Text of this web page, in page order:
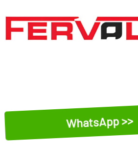
WhatsApp >>